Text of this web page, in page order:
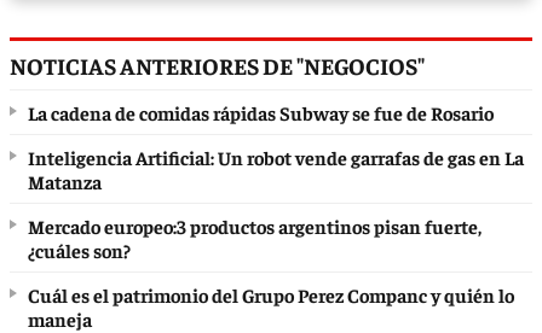
NOTICIAS ANTERIORES DE "NEGOCIOS"
La cadena de comidas rápidas Subway se fue de Rosario
Inteligencia Artificial: Un robot vende garrafas de gas en La
Matanza
Mercado europeo:3 productos argentinos pisan fuerte,
¿cuáles son?
Cuál es el patrimonio del Grupo Perez Companc y quién lo
maneja